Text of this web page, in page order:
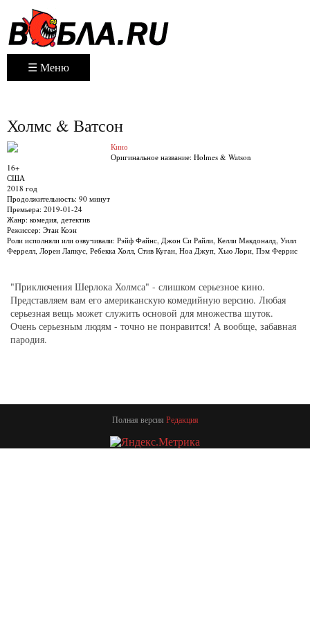
☰ Меню
Холмс & Ватсон
Кино
Оригинальное название: Holmes & Watson
16+
США
2018 год
Продолжительность: 90 минут
Премьера: 2019-01-24
Жанр: комедия, детектив
Режиссер: Этан Коэн
Роли исполняли или озвучивали: Рэйф Файнс, Джон Си Райли, Келли Макдоналд, Уилл
Феррелл, Лорен Лапкус, Ребекка Холл, Стив Куган, Ноа Джуп, Хью Лори, Пэм Феррис
"Приключения Шерлока Холмса" - слишком серьезное кино.
Представляем вам его американскую комедийную версию. Любая
серьезная вещь может служить основой для множества шуток.
Очень серьезным людям - точно не понравится! А вообще, забавная
пародия.
Полная версия Редакция